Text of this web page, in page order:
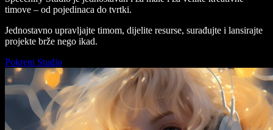
timove – od pojedinaca do tvrtki.
Jednostavno upravljajte timom, dijelite resurse, surađujte i lansirajte
projekte brže nego ikad.
Pokreni Studio